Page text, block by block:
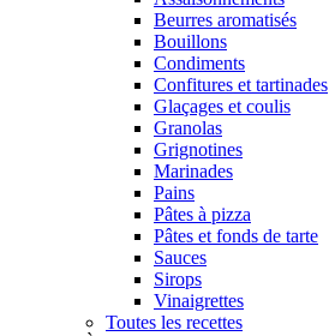
Beurres aromatisés
Bouillons
Condiments
Confitures et tartinades
Glaçages et coulis
Granolas
Grignotines
Marinades
Pains
Pâtes à pizza
Pâtes et fonds de tarte
Sauces
Sirops
Vinaigrettes
Toutes les recettes